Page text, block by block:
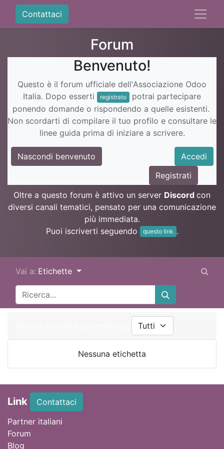
Contattaci
Forum
Benvenuto!
Questo è il forum ufficiale dell'Associazione Odoo
Italia. Dopo esserti
registrato
potrai partecipare
ponendo domande o rispondendo a quelle esistenti.
Non scordarti di compilare il tuo profilo e consultare le
linee guida prima di iniziare a scrivere.
Nascondi benvenuto
Accedi
Registrati
Oltre a questo forum è attivo un server Discord con
diversi canali tematici, pensato per una comunicazione
più immediata.
Puoi iscriverti seguendo
questo link .
Vai a: Etichette
Nessuna etichetta
Link
Contattaci
Partner italiani
Forum
Blog